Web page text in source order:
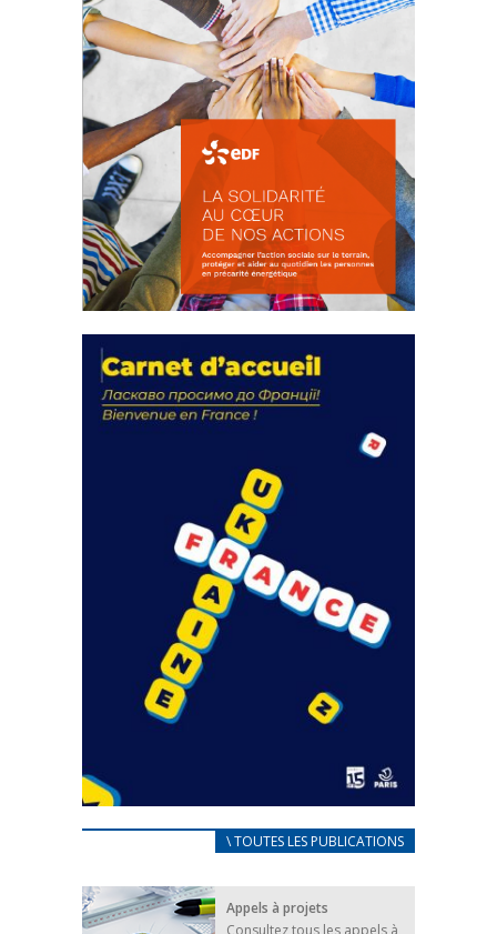
actions
18 septembre 2023
FEUILLETER
CARNET D’ACCUEIL
25 avril 2022
Afin d’accompagner au mieux les réfugiés
\ TOUTES LES PUBLICATIONS
Appels à projets